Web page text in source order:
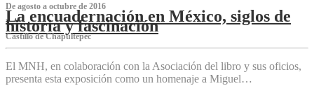
De agosto a octubre de 2016
La encuadernación en México, siglos de
historia y fascinación
Castillo de Chapultepec
El MNH, en colaboración con la Asociación del libro y sus oficios,
presenta esta exposición como un homenaje a Miguel…